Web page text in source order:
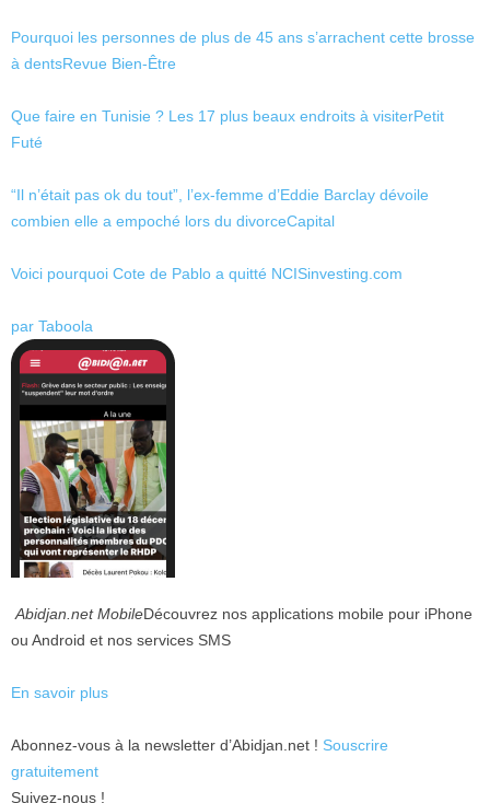
Pourquoi les personnes de plus de 45 ans s’arrachent cette brosse
à dentsRevue Bien-Être
Que faire en Tunisie ? Les 17 plus beaux endroits à visiterPetit
Futé
“Il n’était pas ok du tout”, l’ex-femme d’Eddie Barclay dévoile
combien elle a empoché lors du divorceCapital
Voici pourquoi Cote de Pablo a quitté NCISinvesting.com
par Taboola
Abidjan.net MobileDécouvrez nos applications mobile pour iPhone
ou Android et nos services SMS
En savoir plus
Abonnez-vous à la newsletter d’Abidjan.net ! Souscrire
gratuitement
Suivez-nous !